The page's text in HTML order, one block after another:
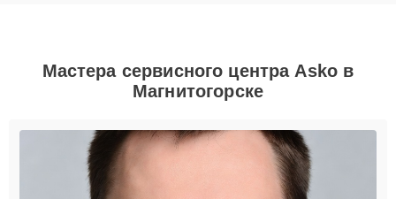
Мастера сервисного центра Asko в
Магнитогорске